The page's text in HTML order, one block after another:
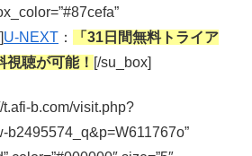
U-NEXT ：
「31日間無料トライア
聴が可能！ [/su_box]
t.afi-b.com/visit.php?
b2495574_q&p=W611767o”